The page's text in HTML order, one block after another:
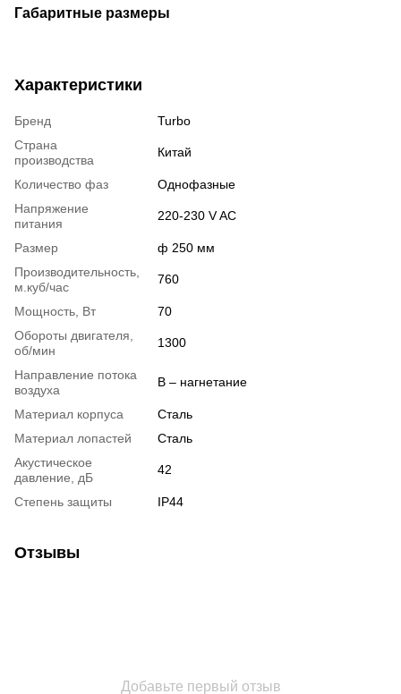
Габаритные размеры
Характеристики
Бренд
Turbo
Страна
производства
Китай
Количество фаз
Однофазные
Напряжение
питания
220-230 V AC
Размер
ф 250 мм
Производительность,
м.куб/час
760
Мощность, Вт
70
Обороты двигателя,
об/мин
1300
Направление потока
воздуха
B – нагнетание
Материал корпуса
Сталь
Материал лопастей
Сталь
Акустическое
давление, дБ
42
Степень защиты IP44
Отзывы
Добавьте первый отзыв